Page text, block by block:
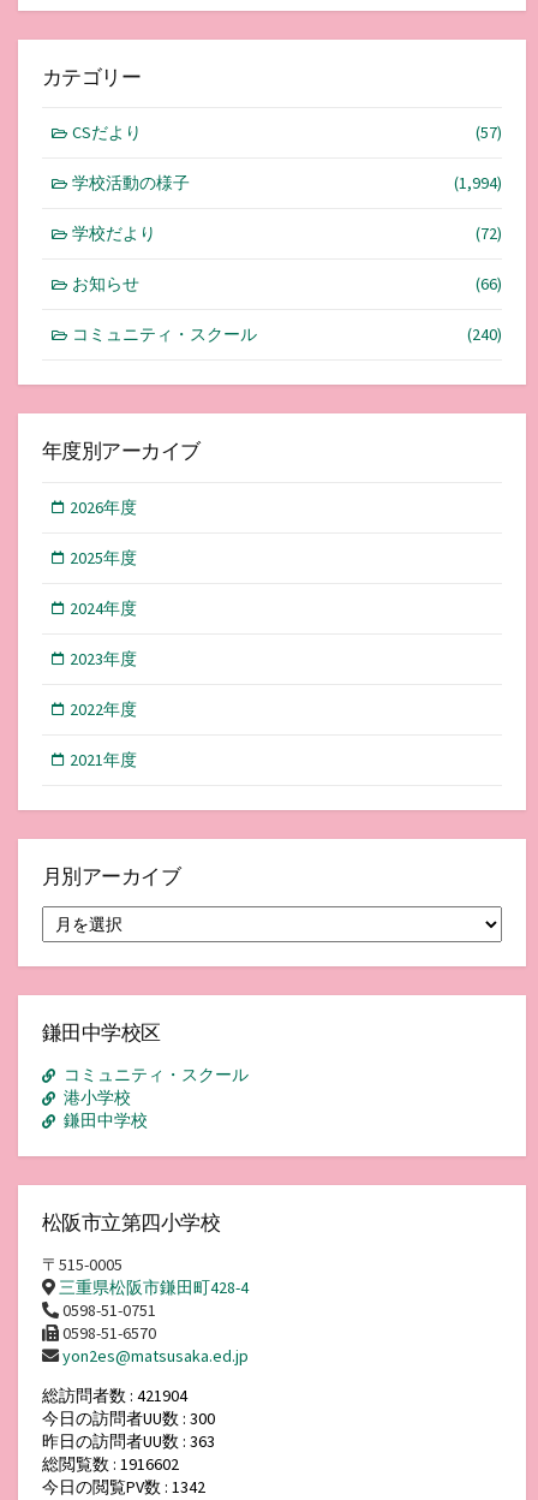
カテゴリー
CSだより (57)
学校活動の様子 (1,994)
学校だより (72)
お知らせ (66)
コミュニティ・スクール (240)
年度別アーカイブ
2026年度
2025年度
2024年度
2023年度
2022年度
2021年度
月別アーカイブ
別
ア
イ
鎌田中学校区
コミュニティ・スクール
港小学校
鎌田中学校
松阪市立第四小学校
〒515-0005
三重県松阪市鎌田町428-4
0598-51-0751
0598-51-6570
yon2es@matsusaka.ed.jp
総訪問者数 : 421904
今日の訪問者UU数 : 300
昨日の訪問者UU数 : 363
総閲覧数 : 1916602
今日の閲覧PV数 : 1342